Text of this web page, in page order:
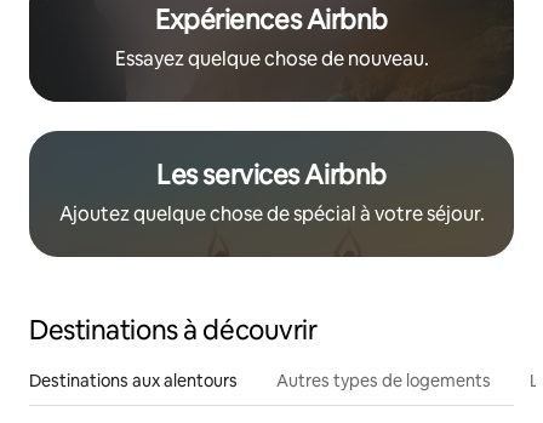
Expériences Airbnb
Essayez quelque chose de nouveau.
Les services Airbnb
Ajoutez quelque chose de spécial à votre séjour.
Destinations à découvrir
Destinations aux alentours Autres types de logements